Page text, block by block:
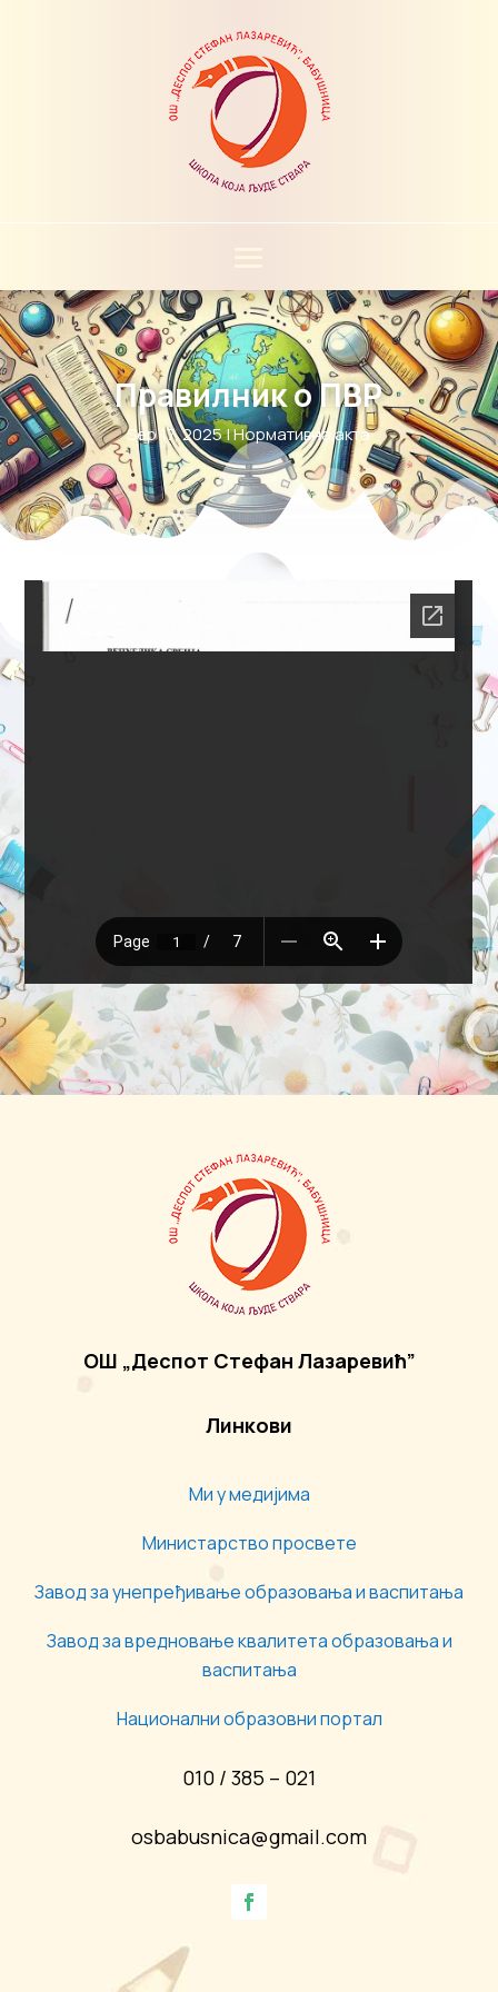
Правилник о ПВР
Sep 17, 2025|Нормативна акта
ОШ „Деспот Стефан Лазаревић”
Линкови
Ми у медијима
Министарство просвете
Завод за унепређивање образовања и васпитања
Завод за вредновање квалитета образовања и
васпитања
Национални образовни портал
010 / 385 – 021
osbabusnica@gmail.com